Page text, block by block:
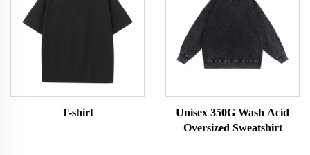
T-shirt
Unisex 350G Wash Acid
Oversized Sweatshirt